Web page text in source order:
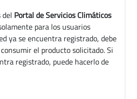
Portal de Servicios Climáticos
para los usuarios
ya se encuentra registrado, debe
el producto solicitado. Si
registrado, puede hacerlo de